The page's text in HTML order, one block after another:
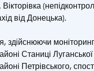
від Донецька).
здійснюючи
Станиці
Петрівського,